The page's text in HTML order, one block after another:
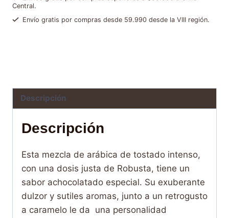
Central.
Envío gratis por compras desde 59.990 desde la VIII región.
Descripción
Descripción
Esta mezcla de arábica de tostado intenso,
con una dosis justa de Robusta, tiene un
sabor achocolatado especial. Su exuberante
dulzor y sutiles aromas, junto a un retrogusto
a caramelo le da una personalidad